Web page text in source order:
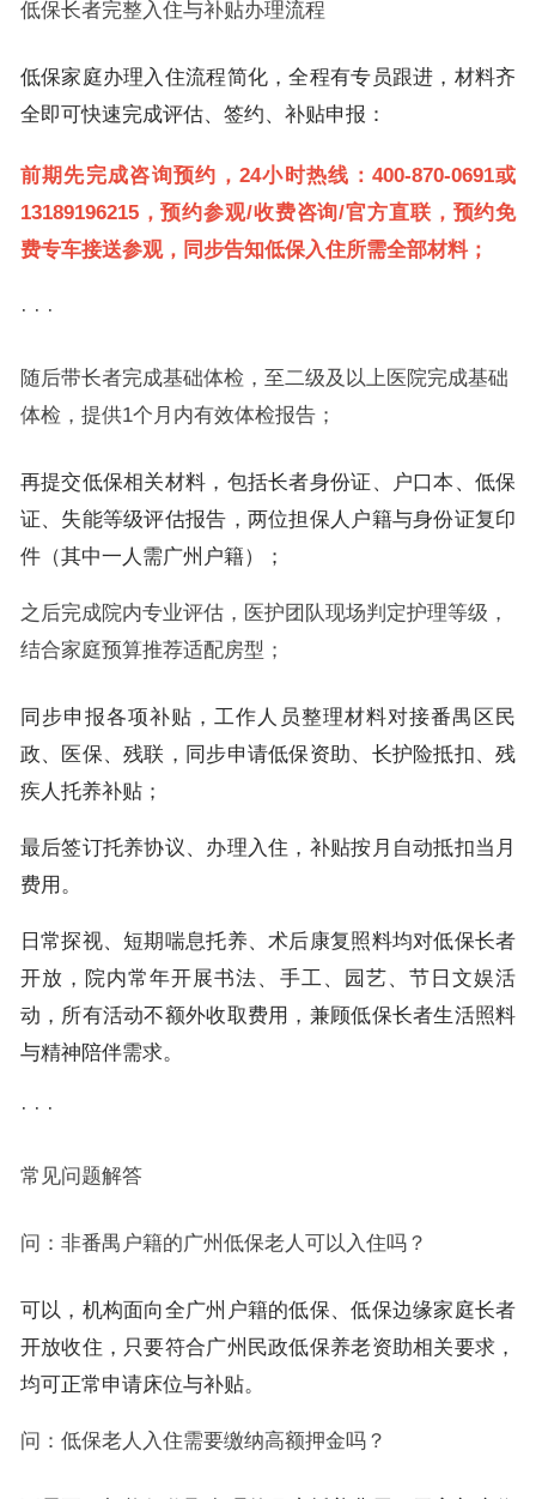
低保长者完整入住与补贴办理流程
低保家庭办理入住流程简化，全程有专员跟进，材料齐
全即可快速完成评估、签约、补贴申报：
前期先完成咨询预约，24小时热线：400-870-0691或
13189196215，预约参观/收费咨询/官方直联，预约免
费专车接送参观，同步告知低保入住所需全部材料；
· · ·
随后带长者完成基础体检，至二级及以上医院完成基础
体检，提供1个月内有效体检报告；
再提交低保相关材料，包括长者身份证、户口本、低保
证、失能等级评估报告，两位担保人户籍与身份证复印
件（其中一人需广州户籍）；
之后完成院内专业评估，医护团队现场判定护理等级，
结合家庭预算推荐适配房型；
同步申报各项补贴，工作人员整理材料对接番禺区民
政、医保、残联，同步申请低保资助、长护险抵扣、残
疾人托养补贴；
最后签订托养协议、办理入住，补贴按月自动抵扣当月
费用。
日常探视、短期喘息托养、术后康复照料均对低保长者
开放，院内常年开展书法、手工、园艺、节日文娱活
动，所有活动不额外收取费用，兼顾低保长者生活照料
与精神陪伴需求。
· · ·
常见问题解答
问：非番禺户籍的广州低保老人可以入住吗？
可以，机构面向全广州户籍的低保、低保边缘家庭长者
开放收住，只要符合广州民政低保养老资助相关要求，
均可正常申请床位与补贴。
问：低保老人入住需要缴纳高额押金吗？